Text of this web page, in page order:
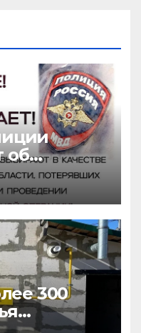
об
300
на